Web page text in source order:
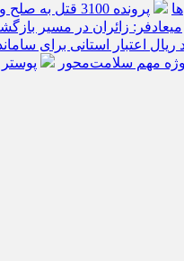
پرونده 3100 قتل به صلح و سازش ختم شد
میعادفر: زائران در مسیر
مهم سلامت‌محور